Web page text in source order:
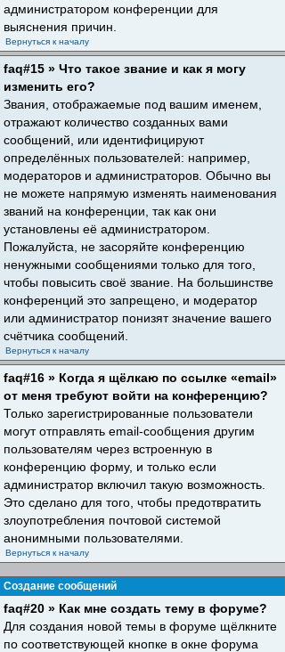
администратором конференции для
выяснения причин.
Вернуться к началу
faq#15 » Что такое звание и как я могу
изменить его?
Звания, отображаемые под вашим именем,
отражают количество созданных вами
сообщений, или идентифицируют
определённых пользователей: например,
модераторов и администраторов. Обычно вы
не можете напрямую изменять наименования
званий на конференции, так как они
установлены её администратором.
Пожалуйста, не засоряйте конференцию
ненужными сообщениями только для того,
чтобы повысить своё звание. На большинстве
конференций это запрещено, и модератор
или администратор понизят значение вашего
счётчика сообщений.
Вернуться к началу
faq#16 » Когда я щёлкаю по ссылке «email»
от меня требуют войти на конференцию?
Только зарегистрированные пользователи
могут отправлять email-сообщения другим
пользователям через встроенную в
конференцию форму, и только если
администратор включил такую возможность.
Это сделано для того, чтобы предотвратить
злоупотребления почтовой системой
анонимными пользователями.
Вернуться к началу
Создание сообщений
faq#20 » Как мне создать тему в форуме?
Для создания новой темы в форуме щёлкните
по соответствующей кнопке в окне форума